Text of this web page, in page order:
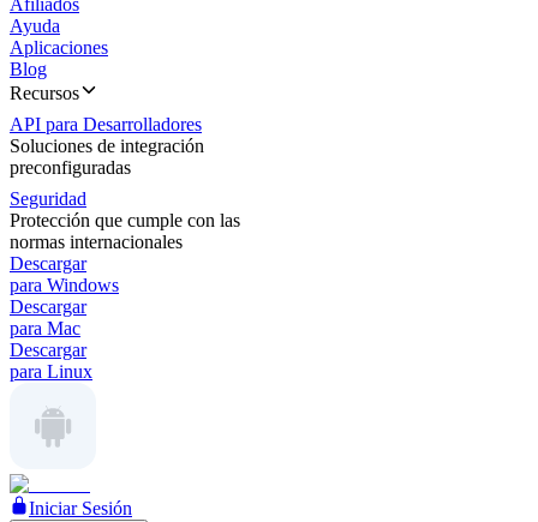
Afiliados
Ayuda
Aplicaciones
Blog
Recursos
API para Desarrolladores
Soluciones de integración
preconfiguradas
Seguridad
Protección que cumple con las
normas internacionales
Descargar
para Windows
Descargar
para Mac
Descargar
para Linux
Iniciar Sesión